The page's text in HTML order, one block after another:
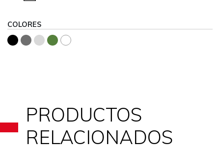
COLORES
PRODUCTOS
RELACIONADOS